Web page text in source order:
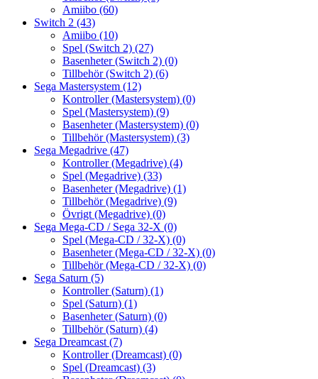
Amiibo (60)
Switch 2 (43)
Amiibo (10)
Spel (Switch 2) (27)
Basenheter (Switch 2) (0)
Tillbehör (Switch 2) (6)
Sega Mastersystem (12)
Kontroller (Mastersystem) (0)
Spel (Mastersystem) (9)
Basenheter (Mastersystem) (0)
Tillbehör (Mastersystem) (3)
Sega Megadrive (47)
Kontroller (Megadrive) (4)
Spel (Megadrive) (33)
Basenheter (Megadrive) (1)
Tillbehör (Megadrive) (9)
Övrigt (Megadrive) (0)
Sega Mega-CD / Sega 32-X (0)
Spel (Mega-CD / 32-X) (0)
Basenheter (Mega-CD / 32-X) (0)
Tillbehör (Mega-CD / 32-X) (0)
Sega Saturn (5)
Kontroller (Saturn) (1)
Spel (Saturn) (1)
Basenheter (Saturn) (0)
Tillbehör (Saturn) (4)
Sega Dreamcast (7)
Kontroller (Dreamcast) (0)
Spel (Dreamcast) (3)